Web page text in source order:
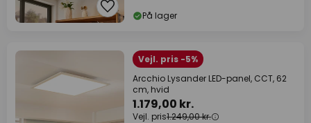
På lager
Vejl. pris -5%
Arcchio Lysander LED-panel, CCT, 62
cm, hvid
1.179,00 kr.
Vejl. pris1.249,00 kr.